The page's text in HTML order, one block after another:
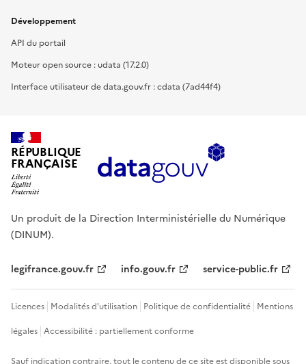
Développement
API du portail
Moteur open source : udata (17.2.0)
Interface utilisateur de data.gouv.fr : cdata (7ad44f4)
RÉPUBLIQUE
FRANÇAISE
Un produit de la Direction Interministérielle du Numérique
(DINUM).
legifrance.gouv.fr info.gouv.fr service-public.fr
Licences Modalités d'utilisation Politique de confidentialité Mentions
légales Accessibilité : partiellement conforme
Sauf indication contraire, tout le contenu de ce site est disponible sous